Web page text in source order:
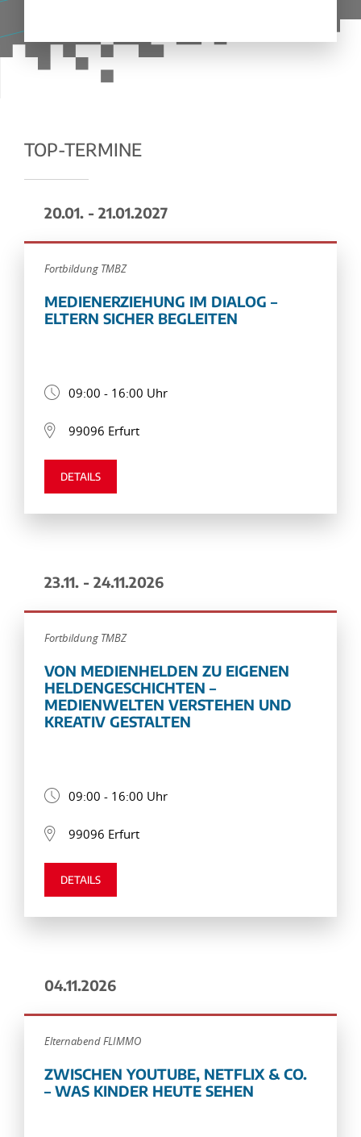
TOP-TERMINE
20.01. - 21.01.2027
Fortbildung TMBZ
MEDIENERZIEHUNG IM DIALOG –
ELTERN SICHER BEGLEITEN
09:00 - 16:00 Uhr
99096 Erfurt
DETAILS
23.11. - 24.11.2026
Fortbildung TMBZ
VON MEDIENHELDEN ZU EIGENEN
HELDENGESCHICHTEN –
MEDIENWELTEN VERSTEHEN UND
KREATIV GESTALTEN
09:00 - 16:00 Uhr
99096 Erfurt
DETAILS
04.11.2026
Elternabend FLIMMO
ZWISCHEN YOUTUBE, NETFLIX & CO.
– WAS KINDER HEUTE SEHEN